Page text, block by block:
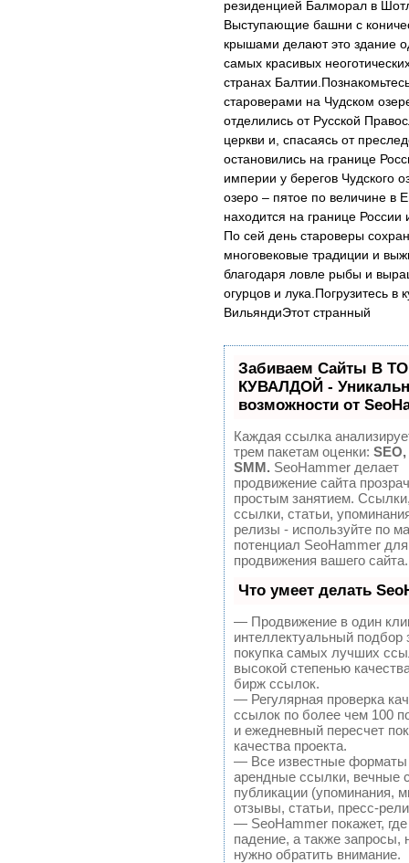
резиденцией Балморал в
Выступающие башни с
крышами делают это здание
самых красивых
странах
староверами на Чудском
отделились от Русской
церкви и, спасаясь от
остановились на границе
империи у берегов Чудского
озеро – пятое по величине в
находится на границе России
По сей день староверы
многовековые традиции и
благодаря ловле рыбы и
огурцов и лука.Погрузитесь в
ВильяндиЭтот странный
Забиваем Сайты В
КУВАЛДОЙ -
возможности от
Каждая ссылка
трем пакетам оценки:
SMM. SeoHammer делает
продвижение сайта
простым занятием.
ссылки, статьи,
релизы - используйте по
потенциал SeoHammer для
продвижения вашего сайта.
Что умеет делать
— Продвижение в один
интеллектуальный подбор
покупка самых лучших
высокой степенью
бирж ссылок.
— Регулярная проверка
ссылок по более чем 100
и ежедневный пересчет
качества проекта.
— Все известные форматы
арендные ссылки, вечные
публикации (упоминания,
отзывы, статьи, пресс-
— SeoHammer покажет,
падение, а также запросы,
нужно обратить внимание.